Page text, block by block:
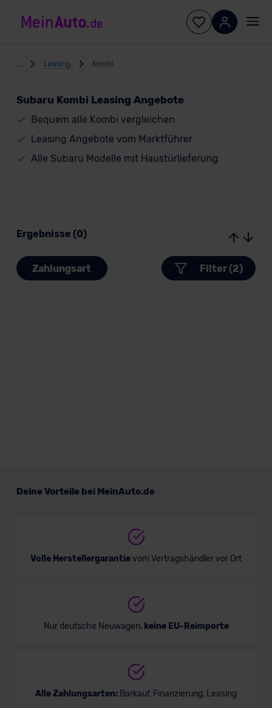
Leasing Kombi
Subaru Kombi Leasing Angebote
Bequem alle Kombi vergleichen
Leasing Angebote vom Marktführer
Alle Subaru Modelle mit Haustürlieferung
Ergebnisse (0)
Zahlungsart Filter (2)
Deine Vorteile bei MeinAuto.de
Volle Herstellergarantievom Vertragshändler vor Ort
Nur deutsche Neuwagen, keine EU-Reimporte
Alle Zahlungsarten: Barkauf, Finanzierung, Leasing